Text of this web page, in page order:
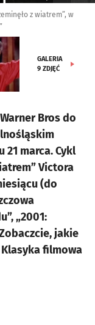
z wiatrem”, w
GALERIA
9 ZDJĘĆ
Bros do
21 marca. Cykl
Victora
(do
„2001:
jakie
filmowa